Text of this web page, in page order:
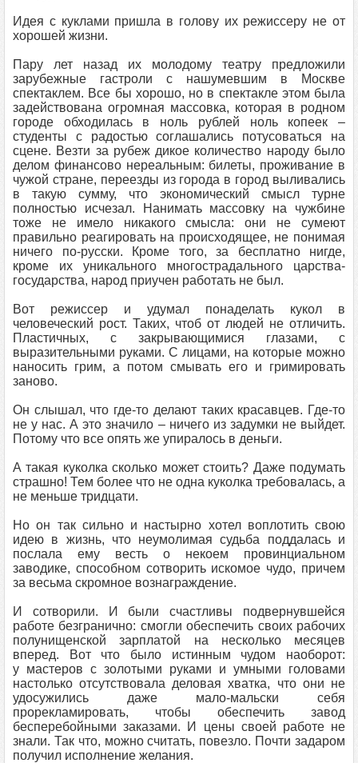
Идея с куклами пришла в голову их режиссеру не от
хорошей жизни.
Пару лет назад их молодому театру предложили
зарубежные гастроли с нашумевшим в Москве
спектаклем. Все бы хорошо, но в спектакле этом была
задействована огромная массовка, которая в родном
городе обходилась в ноль рублей ноль копеек –
студенты с радостью соглашались потусоваться на
сцене. Везти за рубеж дикое количество народу было
делом финансово нереальным: билеты, проживание в
чужой стране, переезды из города в город выливались
в такую сумму, что экономический смысл турне
полностью исчезал. Нанимать массовку на чужбине
тоже не имело никакого смысла: они не сумеют
правильно реагировать на происходящее, не понимая
ничего по-русски. Кроме того, за бесплатно нигде,
кроме их уникального многострадального царства-
государства, народ приучен работать не был.
Вот режиссер и удумал понаделать кукол в
человеческий рост. Таких, чтоб от людей не отличить.
Пластичных, с закрывающимися глазами, с
выразительными руками. С лицами, на которые можно
наносить грим, а потом смывать его и гримировать
заново.
Он слышал, что где-то делают таких красавцев. Где-то
не у нас. А это значило – ничего из задумки не выйдет.
Потому что все опять же упиралось в деньги.
А такая куколка сколько может стоить? Даже подумать
страшно! Тем более что не одна куколка требовалась, а
не меньше тридцати.
Но он так сильно и настырно хотел воплотить свою
идею в жизнь, что неумолимая судьба поддалась и
послала ему весть о некоем провинциальном
заводике, способном сотворить искомое чудо, причем
за весьма скромное вознаграждение.
И сотворили. И были счастливы подвернувшейся
работе безгранично: смогли обеспечить своих рабочих
полунищенской зарплатой на несколько месяцев
вперед. Вот что было истинным чудом наоборот:
у мастеров с золотыми руками и умными головами
настолько отсутствовала деловая хватка, что они не
удосужились даже мало-мальски себя
прорекламировать, чтобы обеспечить завод
бесперебойными заказами. И цены своей работе не
знали. Так что, можно считать, повезло. Почти задаром
получил исполнение желания.